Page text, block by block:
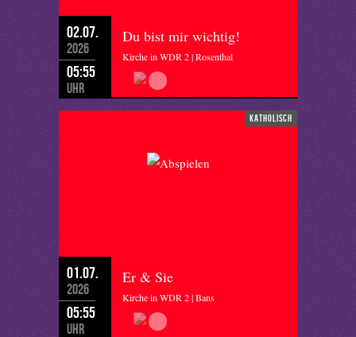
02.07.
2026
05:55
Uhr
Du bist mir wichtig!
Kirche in WDR 2 | Rosenthal
katholisch
01.07.
2026
05:55
Uhr
Er & Sie
Kirche in WDR 2 | Bans